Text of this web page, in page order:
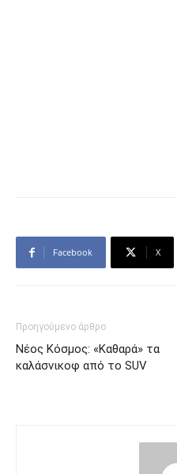
Facebook X
Προηγούμενο άρθρο
Νέος Κόσμος: «Καθαρά» τα
καλάσνικοφ από το SUV